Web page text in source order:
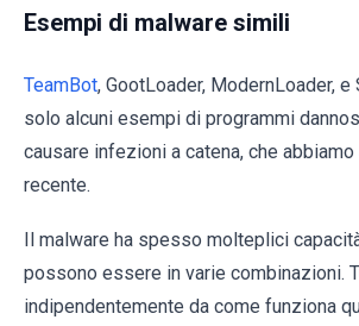
Esempi di malware simili
TeamBot, GootLoader, ModernLoader, e
solo alcuni esempi di programmi
causare infezioni a catena, che
recente.
Il malware ha spesso molteplici
possono essere in varie combinazioni.
indipendentemente da come funziona